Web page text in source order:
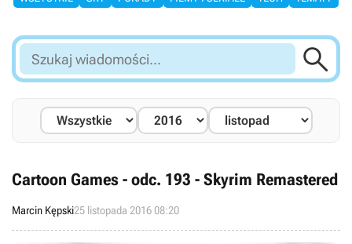
Szukaj
wiadomości...

Cartoon Games - odc. 193 - Skyrim Remastered
Marcin Kępski25 listopada 2016 08:20